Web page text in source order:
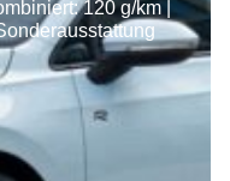
120 g/km |